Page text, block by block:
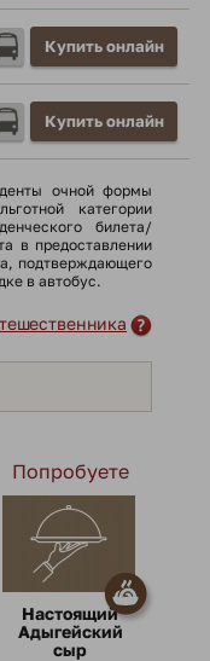
Купить онлайн
Купить онлайн
очной формы
категории
билета/
в предоставлении
подтверждающего
в автобус.
Попробуете
Настоящий
Адыгейский
сыр